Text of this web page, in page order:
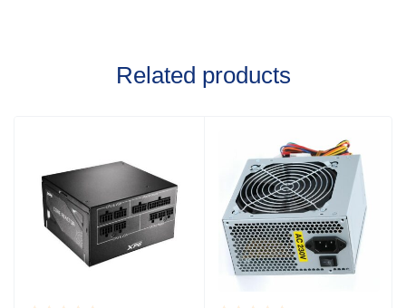
Related products